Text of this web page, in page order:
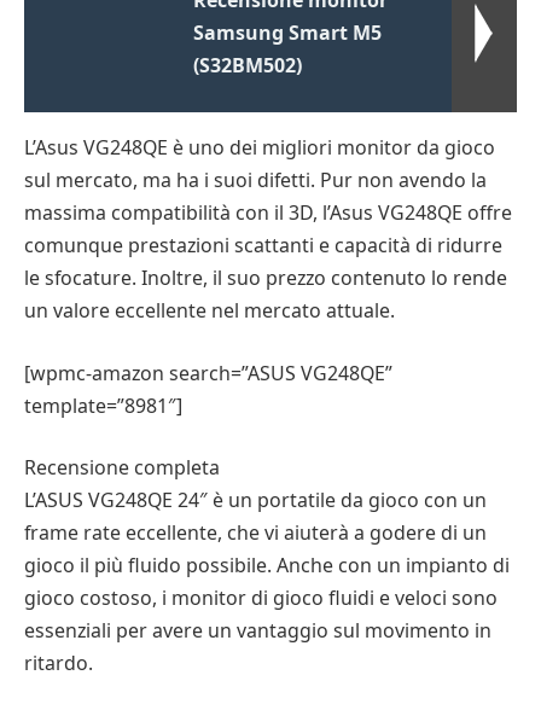
Samsung Smart M5
(S32BM502)
L’Asus VG248QE è uno dei migliori monitor da gioco
sul mercato, ma ha i suoi difetti. Pur non avendo la
massima compatibilità con il 3D, l’Asus VG248QE offre
comunque prestazioni scattanti e capacità di ridurre
le sfocature. Inoltre, il suo prezzo contenuto lo rende
un valore eccellente nel mercato attuale.
[wpmc-amazon search=”ASUS VG248QE”
template=”8981″]
Recensione completa
L’ASUS VG248QE 24″ è un portatile da gioco con un
frame rate eccellente, che vi aiuterà a godere di un
gioco il più fluido possibile. Anche con un impianto di
gioco costoso, i monitor di gioco fluidi e veloci sono
essenziali per avere un vantaggio sul movimento in
ritardo.